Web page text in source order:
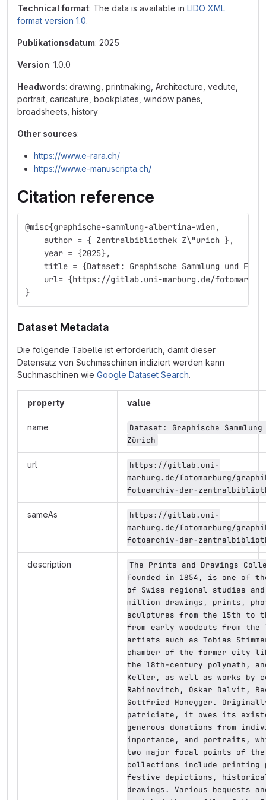
Technical format: The data is available in LIDO XML
format version 1.0.
Publikationsdatum: 2025
Version: 1.0.0
Headwords: drawing, printmaking, Architecture, vedute,
portrait, caricature, bookplates, window panes,
broadsheets, history
Other sources:
https://www.e-rara.ch/
https://www.e-manuscripta.ch/
Citation reference
@misc{graphische-sammlung-albertina-wien,
    author = { Zentralbibliothek Z\"urich },
    year = {2025},
title = {Dataset: Graphische Sammlung und
url= {https://gitlab.uni-marburg.de/
}
Dataset Metadata
Die folgende Tabelle ist erforderlich, damit dieser
Datensatz von Suchmaschinen indiziert werden kann
Suchmaschinen wie Google Dataset Search.
property value
name
Dataset: Graphische
Zürich
url
https://gitlab.uni-
marburg.de/fotomarburg/
fotoarchiv-der-
sameAs
https://gitlab.uni-
marburg.de/fotomarburg/
fotoarchiv-der-
description
The Prints and Drawings
founded in 1854, is one of
of Swiss regional studies
million drawings, prints,
sculptures from the 15th to
from early woodcuts from
artists such as Tobias
chamber of the former city
the 18th-century polymath,
Keller, as well as works by
Rabinovitch, Oskar Dalvit,
Gottfried Honegger.
patriciate, it owes its
generous donations from
importance, and portraits,
two major focal points of
collections include printing
festive depictions,
drawings. Various bequests